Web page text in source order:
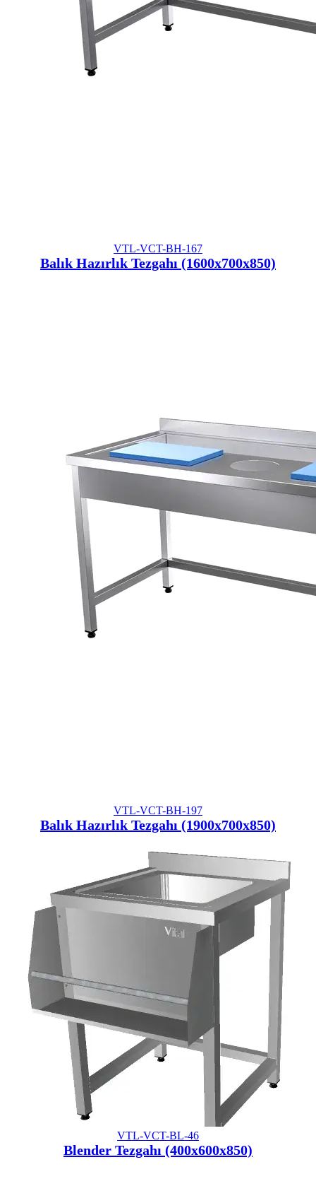
VTL-VCT-BH-167
Balık Hazırlık Tezgahı (1600x700x850)
VTL-VCT-BH-197
Balık Hazırlık Tezgahı (1900x700x850)
VTL-VCT-BL-46
Blender Tezgahı (400x600x850)